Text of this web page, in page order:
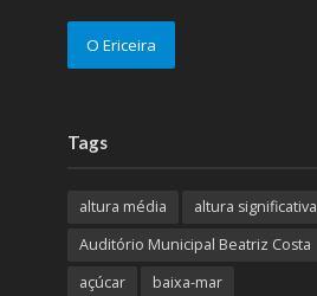
O Ericeira
Tags
altura média altura significativa
Auditório Municipal Beatriz Costa
açúcar
baixa-mar